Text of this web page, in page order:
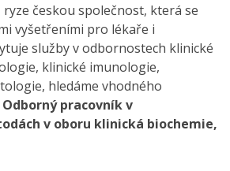
českou společnost, která se
vyšetřeními pro lékaře i
služby v odbornostech klinické
klinické imunologie,
hledáme vhodného
Odborný pracovník v
v oboru klinická biochemie,